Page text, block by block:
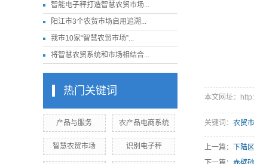
智能电子秤打造智慧农贸市场...
阳江市3个农贸市场启用追溯...
我市10家“智慧农贸市场”...
将智慧农贸系统和市场相结合...
热门关键词
产品与服务 农产品电商系统
智慧农贸市场 识别电子秤
本文网址：
关键词： 农贸
上一篇：
下陆